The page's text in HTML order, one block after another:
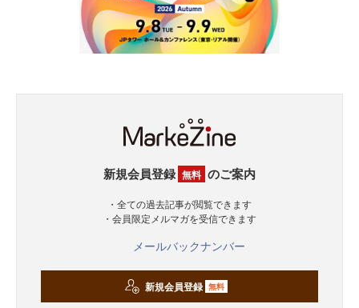
新規会員登録 無料 のご案内
・全ての過去記事が閲覧できます
・会員限定メルマガを受信できます
メールバックナンバー
新規会員登録 無料